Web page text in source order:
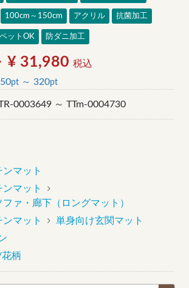
100cm～150cm アクリル 抗菌加工
ットOK 防ダニ加工
¥ 31,980 税込
50pt ～ 320pt
0003649 ～ TTm-0004730
マット
マット
ァ・廊下（ロングマット）
マット
単身向け玄関マット
柄